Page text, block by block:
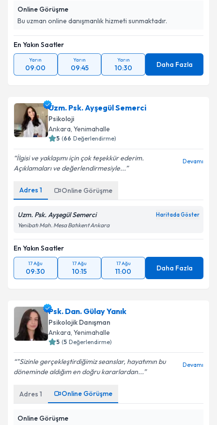
Online Görüşme
Bu uzman online danışmanlık hizmeti sunmaktadır.
En Yakın Saatler
Yarın
09:00
Yarın
09:45
Yarın
10:30 Daha Fazla
Uzm. Psk. Ayşegül Semerci
Psikoloji
Ankara, Yenimahalle
5 (66 Değerlendirme)
İlgisi ve yaklaşımı için çok teşekkür ederim.
Açıklamaları ve değerlendirmesiyle...
Devamı
Adres 1 Online Görüşme
Uzm. Psk. Ayşegül Semerci Haritada Göster
Yenibatı Mah. Mesa Batıkent Ankara
En Yakın Saatler
17 Ağu
09:30
17 Ağu
10:15
17 Ağu
11:00 Daha Fazla
Psk. Dan. Gülay Yanık
Psikolojik Danışman
Ankara, Yenimahalle
5 (5 Değerlendirme)
"Sizinle gerçekleştirdiğimiz seanslar, hayatımın bu
döneminde aldığım en doğru kararlardan...
Devamı
Adres 1 Online Görüşme
Online Görüşme